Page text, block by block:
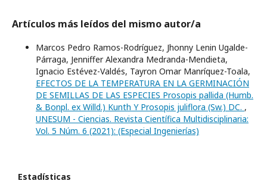
Artículos más leídos del mismo autor/a
Marcos Pedro Ramos-Rodríguez, Jhonny Lenin Ugalde-
Párraga, Jenniffer Alexandra Medranda-Mendieta,
Ignacio Estévez-Valdés, Tayron Omar Manríquez-Toala,
EFECTOS DE LA TEMPERATURA EN LA GERMINACIÓN
DE SEMILLAS DE LAS ESPECIES Prosopis pallida (Humb.
& Bonpl. ex Willd.) Kunth Y Prosopis juliflora (Sw.) DC. ,
UNESUM - Ciencias. Revista Científica Multidisciplinaria:
Vol. 5 Núm. 6 (2021): (Especial Ingenierí­as)
Estadísticas